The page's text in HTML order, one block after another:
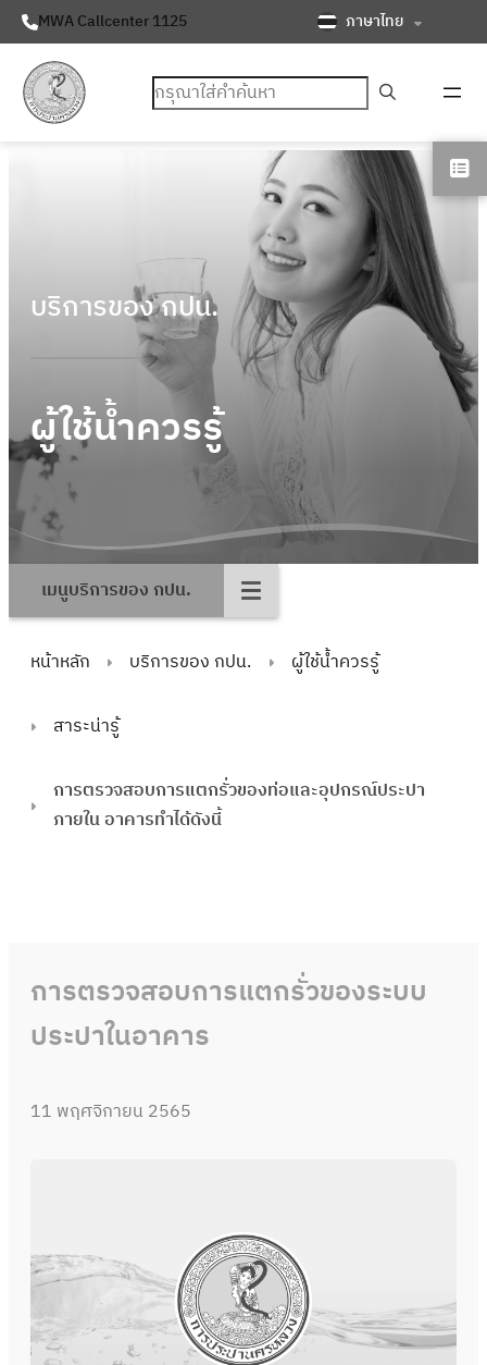
MWA Callcenter 1125 ภาษาไทย
ค้นหา
บริการของ กปน.
ผู้ใช้น้ำควรรู้
เมนูบริการของ กปน.
หน้าหลัก บริการของ กปน. ผู้ใช้น้ำควรรู้
สาระน่ารู้
การตรวจสอบการแตกรั่วของท่อและอุปกรณ์ประปา
ภายใน อาคารทำได้ดังนี้
การตรวจสอบการแตกรั่วของระบบ
ประปาในอาคาร
11 พฤศจิกายน 2565